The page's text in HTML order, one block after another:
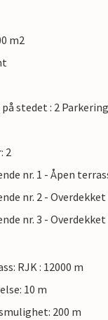
m2
stedet : 2
2
nr. 1 - Åpen
nr. 2 -
nr. 3 -
RJK : 12000 m
10 m
200 m